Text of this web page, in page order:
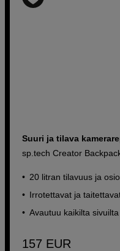
Suuri ja tilava
sp.tech Creator
20 litran tilavuus ja
Irrotettavat ja
Avautuu kaikilta
157 EUR